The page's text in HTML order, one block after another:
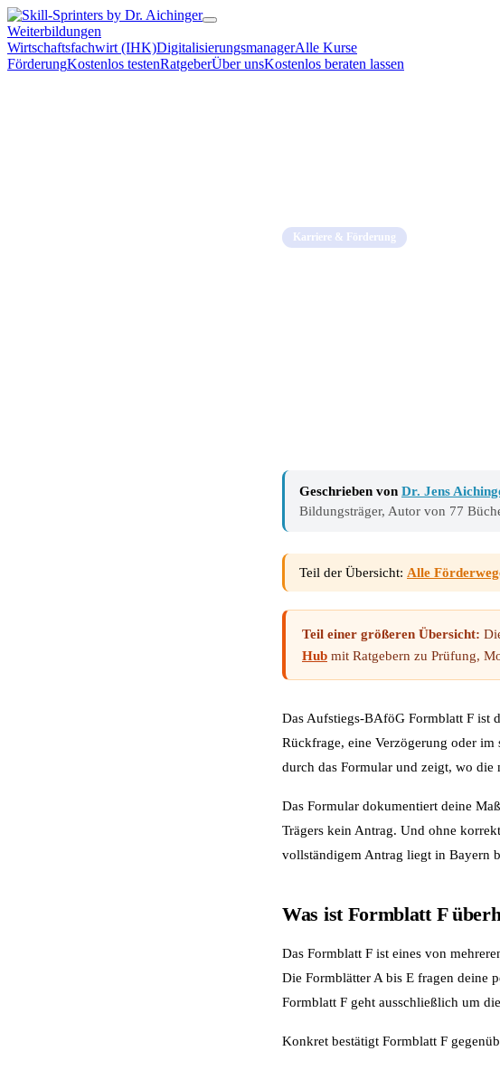
Weiterbildungen
Wirtschaftsfachwirt (IHK)DigitalisierungsmanagerAlle Kurse
FörderungKostenlos testenRatgeberÜber unsKostenlos beraten lassen
Karriere & Förderung
Geschrieben von Dr. Jens
Bildungsträger, Autor von 77
Teil der Übersicht: Alle
Teil einer größeren Übersicht:
Hub mit Ratgebern zu Prüfung,
Das Aufstiegs-BAföG Formblatt F ist
Rückfrage, eine Verzögerung oder
durch das Formular und zeigt, wo die
Das Formular dokumentiert deine
Trägers kein Antrag. Und ohne
vollständigem Antrag liegt in Bayern
Was ist Formblatt F
Das Formblatt F ist eines von
Die Formblätter A bis E fragen deine
Formblatt F geht ausschließlich um
Konkret bestätigt Formblatt F